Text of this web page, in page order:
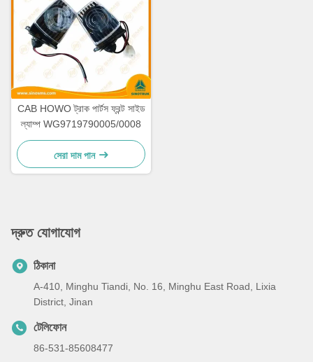
CAB HOWO ট্রাক পার্টস ফ্রন্ট সাইড
ল্যাম্প WG9719790005/0008
সেরা দাম পান
দ্রুত যোগাযোগ
ঠিকানা
A-410, Minghu Tiandi, No. 16, Minghu East Road, Lixia
District, Jinan
টেলিফোন
86-531-85608477